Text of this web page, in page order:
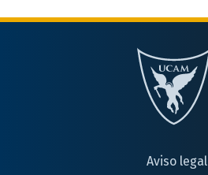
Aviso legal